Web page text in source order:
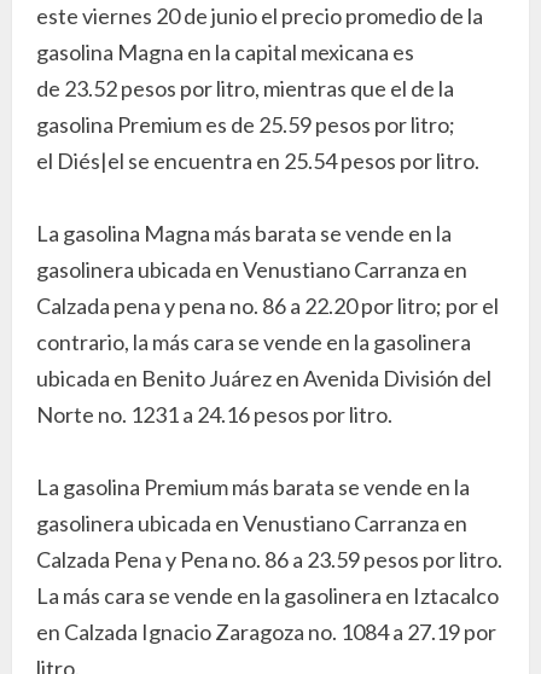
este viernes 20 de junio el precio promedio de la
gasolina Magna en la capital mexicana es
de 23.52 pesos por litro, mientras que el de la
gasolina Premium es de 25.59 pesos por litro;
el Diés|el se encuentra en 25.54 pesos por litro.
La gasolina Magna más barata se vende en la
gasolinera ubicada en Venustiano Carranza en
Calzada pena y pena no. 86 a 22.20 por litro; por el
contrario, la más cara se vende en la gasolinera
ubicada en Benito Juárez en Avenida División del
Norte no. 1231 a 24.16 pesos por litro.
La gasolina Premium más barata se vende en la
gasolinera ubicada en Venustiano Carranza en
Calzada Pena y Pena no. 86 a 23.59 pesos por litro.
La más cara se vende en la gasolinera en Iztacalco
en Calzada Ignacio Zaragoza no. 1084 a 27.19 por
litro.